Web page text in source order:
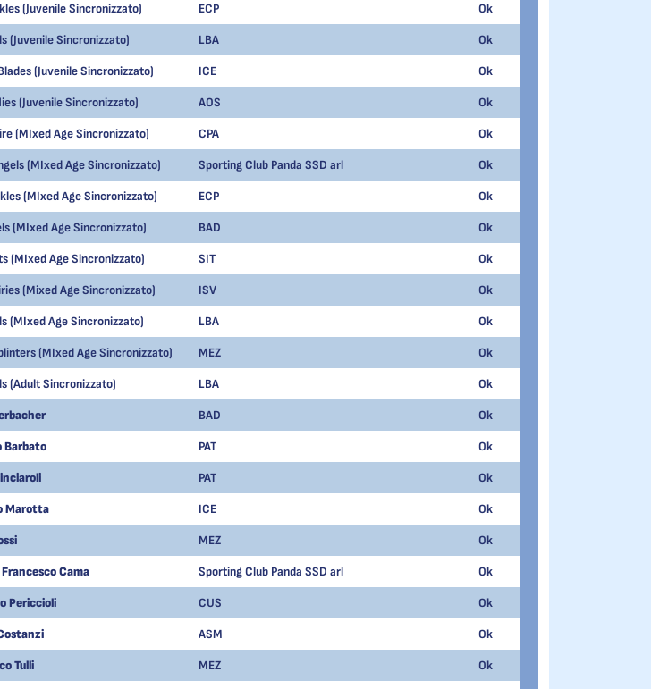
(Juvenile Sincronizzato) ECP Ok
(Juvenile Sincronizzato) LBA Ok
(Juvenile Sincronizzato) ICE Ok
(Juvenile Sincronizzato) AOS Ok
(MIxed Age Sincronizzato) CPA Ok
(MIxed Age Sincronizzato) Sporting Club Panda SSD arl Ok
(MIxed Age Sincronizzato) ECP Ok
(MIxed Age Sincronizzato) BAD Ok
(MIxed Age Sincronizzato) SIT Ok
(Mixed Age Sincronizzato) ISV Ok
(MIxed Age Sincronizzato) LBA Ok
(MIxed Age Sincronizzato) MEZ Ok
(Adult Sincronizzato) LBA Ok
BAD Ok
Barbato PAT Ok
PAT Ok
Marotta ICE Ok
MEZ Ok
Cama Sporting Club Panda SSD arl Ok
Periccioli CUS Ok
ASM Ok
Tulli MEZ Ok